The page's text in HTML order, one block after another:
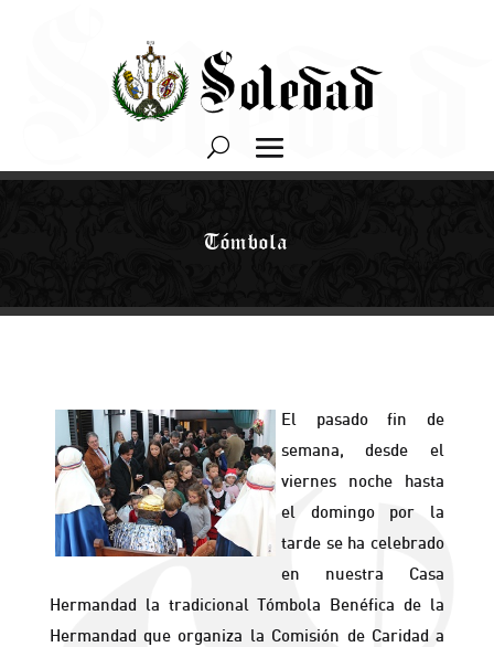
Tómbola
El pasado fin de
semana, desde el
viernes noche hasta
el domingo por la
tarde se ha celebrado
en nuestra Casa
Hermandad la tradicional Tómbola Benéfica de la
Hermandad que organiza la Comisión de Caridad a